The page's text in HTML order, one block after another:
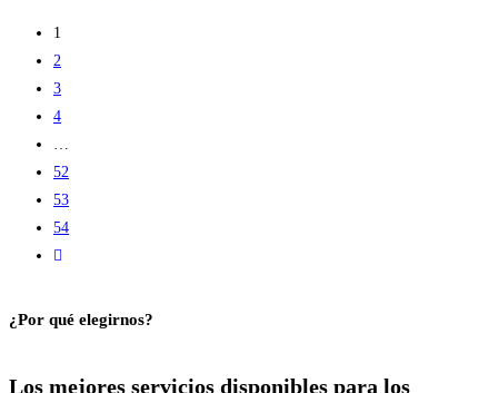
1
2
3
4
…
52
53
54
¿Por qué elegirnos?
Los mejores servicios disponibles para los